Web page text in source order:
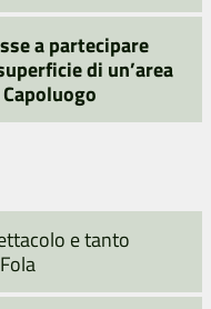
a partecipare
di un’area
e tanto